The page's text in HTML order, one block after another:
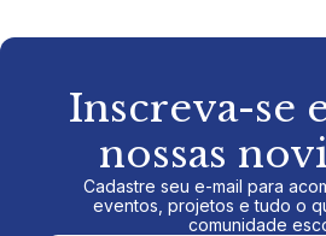
Inscreva-se
nossas
Cadastre seu e-mail para
eventos, projetos e tudo o
comunidade